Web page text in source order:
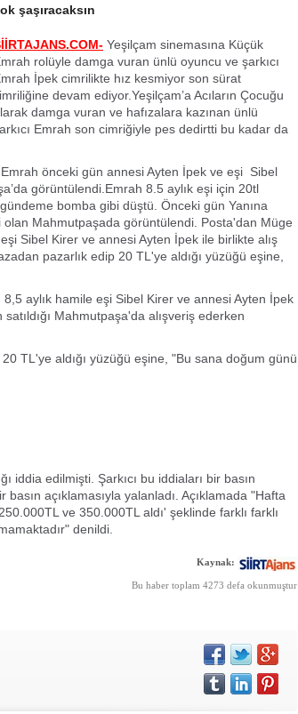
şaşıracaksın
Yeşilçam sinemasına Küçük
rolüyle damga vuran ünlü oyuncu ve şarkıcı
İpek cimrilikte hız kesmiyor son sürat
devam ediyor.Yeşilçam’a Acıların Çocuğu
damga vuran ve hafızalara kazınan ünlü
Emrah son cimriğiyle pes dedirtti bu kadar da
Emrah önceki gün annesi Ayten İpek ve eşi Sibel
görüntülendi.Emrah 8.5 aylık eşi için 20tl
bomba gibi düştü. Önceki gün Yanına
Mahmutpaşada görüntülendi. Posta'dan Müge
Sibel Kirer ve annesi Ayten İpek ile birlikte alış
pazarlık edip 20 TL'ye aldığı yüzüğü eşine,
aylık hamile eşi Sibel Kirer ve annesi Ayten İpek
Mahmutpaşa'da alışveriş ederken
TL'ye aldığı yüzüğü eşine, "Bu sana doğum günü
iddia edilmişti. Şarkıcı bu iddiaları bir basın
basın açıklamasıyla yalanladı. Açıklamada "Hafta
ve 350.000TL aldı' şeklinde farklı farklı
denildi.
Kaynak:
Bu haber toplam 4273 defa okunmuştur